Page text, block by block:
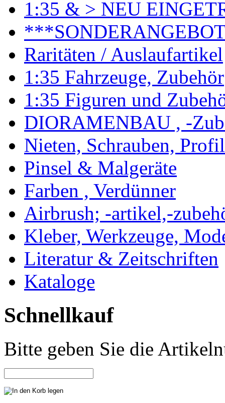
1:35 & > NEU
Raritäten / Auslaufartikel
1:35 Fahrzeuge, Zubehör
1:35 Figuren und
DIORAMENBAU , -
Nieten, Schrauben,
Pinsel & Malgeräte
Farben , Verdünner
Airbrush; -artikel,-
Kleber, Werkzeuge,
Literatur & Zeitschriften
Kataloge
Schnellkauf
Bitte geben Sie die